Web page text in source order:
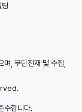
딩
, 무단전재 및 수집,
수합니다.